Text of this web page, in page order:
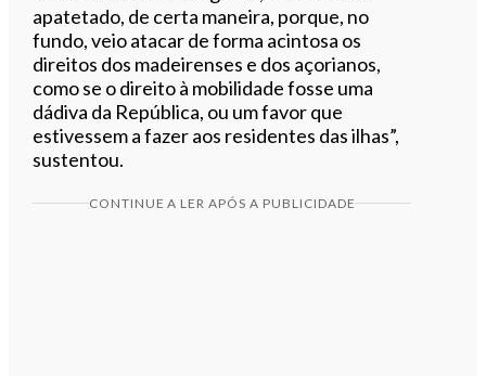
apatetado, de certa maneira, porque, no
fundo, veio atacar de forma acintosa os
direitos dos madeirenses e dos açorianos,
como se o direito à mobilidade fosse uma
dádiva da República, ou um favor que
estivessem a fazer aos residentes das ilhas”,
sustentou.
CONTINUE A LER APÓS A PUBLICIDADE